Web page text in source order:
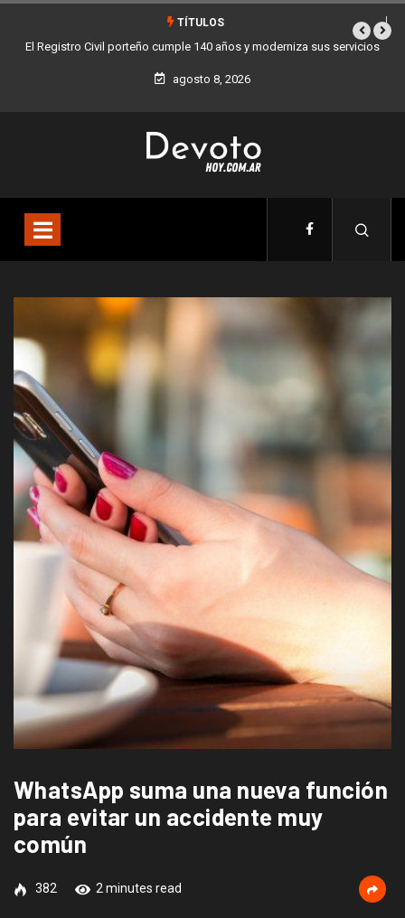
TÍTULOS
140 años y moderniza sus servicios Buenos Aires sumó 12 nuevos
agosto 8, 2026
WhatsApp suma una nueva función
para evitar un accidente muy
común
382 2 minutes read